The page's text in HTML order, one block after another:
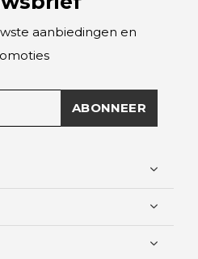
aanbiedingen en
ABONNEER